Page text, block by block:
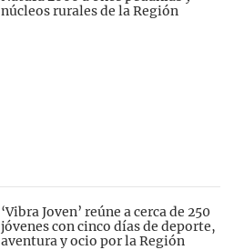
núcleos rurales de la Región
‘Vibra Joven’ reúne a cerca de 250
jóvenes con cinco días de deporte,
aventura y ocio por la Región